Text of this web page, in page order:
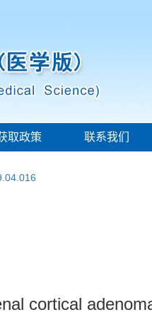
取政策 联系我们
cortical